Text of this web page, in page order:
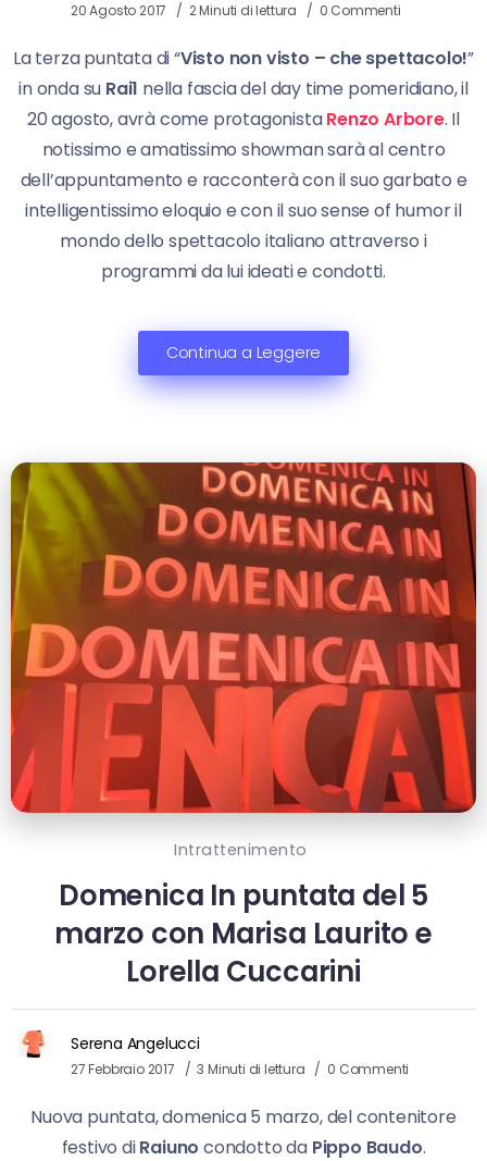
20 Agosto 2017 2 Minuti di lettura 0 Commenti
La terza puntata di “Visto non visto – che spettacolo!”
in onda su Rai1 nella fascia del day time pomeridiano, il
20 agosto, avrà come protagonistaRenzo Arbore. Il
notissimo e amatissimo showman sarà al centro
dell’appuntamento e racconterà con il suo garbato e
intelligentissimo eloquio e con il suo sense of humor il
mondo dello spettacolo italiano attraverso i
programmi da lui ideati e condotti.
Continua a Leggere
Intrattenimento
Domenica In puntata del 5
marzo con Marisa Laurito e
Lorella Cuccarini
Serena Angelucci
27 Febbraio 2017 3 Minuti di lettura 0 Commenti
Nuova puntata, domenica 5 marzo, del contenitore
festivo diRaiuno condotto da Pippo Baudo.